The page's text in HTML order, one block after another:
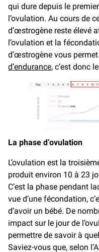
qui dure depuis le
l’ovulation. Au cours de
d’œstrogène reste élevé
l’ovulation et la
d’œstrogène vous
d’endurance, c’est donc
La phase d’ovulation
L’ovulation est la
produit environ 10 à 23
C’est la phase pendant
vue d’une fécondation,
d’avoir un bébé. De
impact sur le jour de
permettre de savoir à
Saviez-vous que, selon